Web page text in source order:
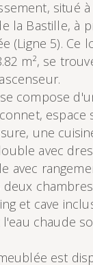
situé
la Bastille, à
(Ligne 5). Ce
m², se
compose
une
avec
avec
deux
et cave
l'eau chaude
est